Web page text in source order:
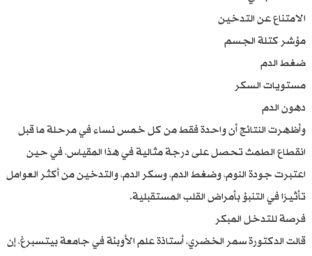
الامتناع عن التدخين
مؤشر كتلة الجسم
ضغط الدم
مستويات السكر
دهون الدم
وأظهرت النتائج أن واحدة فقط من كل خمس نساء في مرحلة ما قبل
انقطاع الطمث تحصل على درجة مثالية في هذا المقياس، في حين
اعتبرت جودة النوم، وضغط الدم، وسكر الدم، والتدخين من أكثر العوامل
تأثيرًا في التنبؤ بأمراض القلب المستقبلية.
فرصة للتدخل المبكر
قالت الدكتورة سمر الخضري، أستاذة علم الأوبئة في جامعة بيتسبرغ، إن